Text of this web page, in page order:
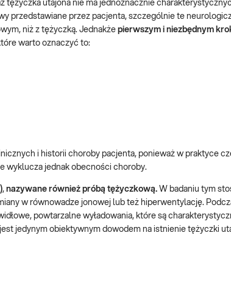
tężyczka utajona nie ma jednoznacznie
przedstawiane przez pacjenta, szczególnie te
niż z tężyczką. Jednakże pierwszym i niezbędnym
warto oznaczyć to:
i historii choroby pacjenta, ponieważ w praktyce
wyklucza jednak obecności choroby.
, nazywane również próbą tężyczkową. W badaniu tym
w równowadze jonowej lub też hiperwentylację.
powtarzalne wyładowania, które są
jedynym obiektywnym dowodem na istnienie tężyczki